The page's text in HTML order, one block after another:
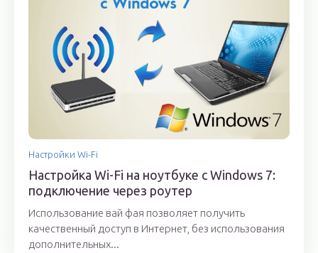
Настройки Wi-Fi
Настройка Wi-Fi на ноутбуке с Windows 7:
подключение через роутер
Использование вай фая позволяет получить
качественный доступ в Интернет, без использования
дополнительных...